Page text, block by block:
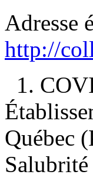
Adresse
http://
1.
Québec